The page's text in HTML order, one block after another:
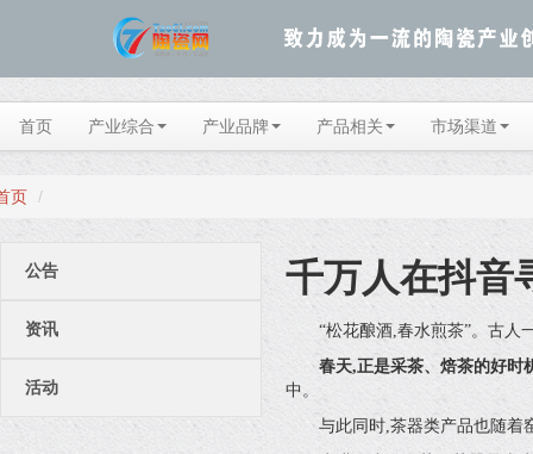
首页 产业综合 产业品牌 产品相关 市场渠道
页 /
公告
资讯
活动
千万人在抖音
“松花酿酒,春水煎茶”。古人
春天,正是采茶、焙茶的好时
中。
与此同时,茶器类产品也随着